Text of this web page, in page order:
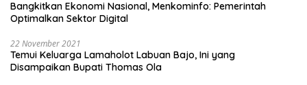
Bangkitkan Ekonomi Nasional, Menkominfo: Pemerintah
Optimalkan Sektor Digital
22 November 2021
Temui Keluarga Lamaholot Labuan Bajo, Ini yang
Disampaikan Bupati Thomas Ola